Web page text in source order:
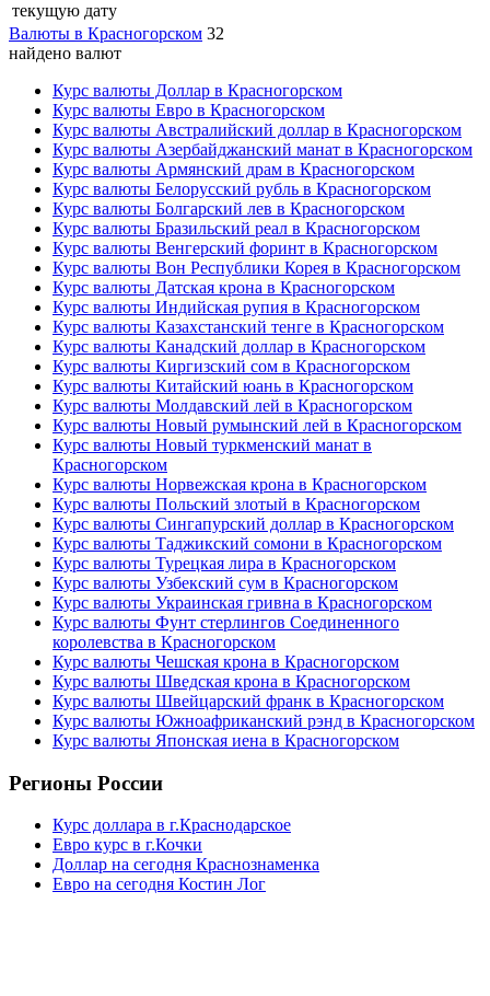
текущую дату
Валюты в Красногорском 32
найдено валют
Курс валюты Доллар в Красногорском
Курс валюты Евро в Красногорском
Курс валюты Австралийский доллар в Красногорском
Курс валюты Азербайджанский манат в Красногорском
Курс валюты Армянский драм в Красногорском
Курс валюты Белорусский рубль в Красногорском
Курс валюты Болгарский лев в Красногорском
Курс валюты Бразильский реал в Красногорском
Курс валюты Венгерский форинт в Красногорском
Курс валюты Вон Республики Корея в Красногорском
Курс валюты Датская крона в Красногорском
Курс валюты Индийская рупия в Красногорском
Курс валюты Казахстанский тенге в Красногорском
Курс валюты Канадский доллар в Красногорском
Курс валюты Киргизский сом в Красногорском
Курс валюты Китайский юань в Красногорском
Курс валюты Молдавский лей в Красногорском
Курс валюты Новый румынский лей в Красногорском
Курс валюты Новый туркменский манат в
Красногорском
Курс валюты Норвежская крона в Красногорском
Курс валюты Польский злотый в Красногорском
Курс валюты Сингапурский доллар в Красногорском
Курс валюты Таджикский сомони в Красногорском
Курс валюты Турецкая лира в Красногорском
Курс валюты Узбекский сум в Красногорском
Курс валюты Украинская гривна в Красногорском
Курс валюты Фунт стерлингов Соединенного
королевства в Красногорском
Курс валюты Чешская крона в Красногорском
Курс валюты Шведская крона в Красногорском
Курс валюты Швейцарский франк в Красногорском
Курс валюты Южноафриканский рэнд в Красногорском
Курс валюты Японская иена в Красногорском
Регионы России
Курс доллара в г.Краснодарское
Евро курс в г.Кочки
Доллар на сегодня Краснознаменка
Евро на сегодня Костин Лог